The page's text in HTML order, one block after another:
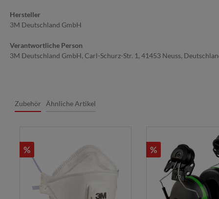
Hersteller
3M Deutschland GmbH
Verantwortliche Person
3M Deutschland GmbH, Carl-Schurz-Str. 1, 41453 Neuss,
Zubehör Ähnliche Artikel
% %